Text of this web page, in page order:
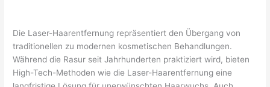
Die Laser-Haarentfernung repräsentiert den Übergang von
traditionellen zu modernen kosmetischen Behandlungen.
Während die Rasur seit Jahrhunderten praktiziert wird, bieten
High-Tech-Methoden wie die Laser-Haarentfernung eine